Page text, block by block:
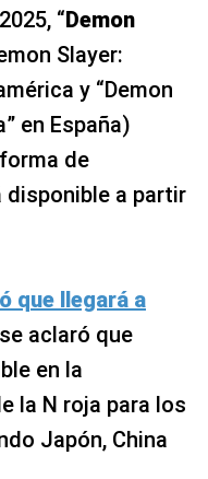
“Demon
Slayer:
y “Demon
en España)
de
disponible a partir
que llegará a
aclaró que
en la
la N roja para los
Japón, China